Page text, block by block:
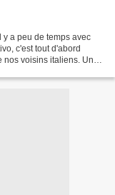
a peu de temps avec
c'est tout d'abord
voisins italiens. Une